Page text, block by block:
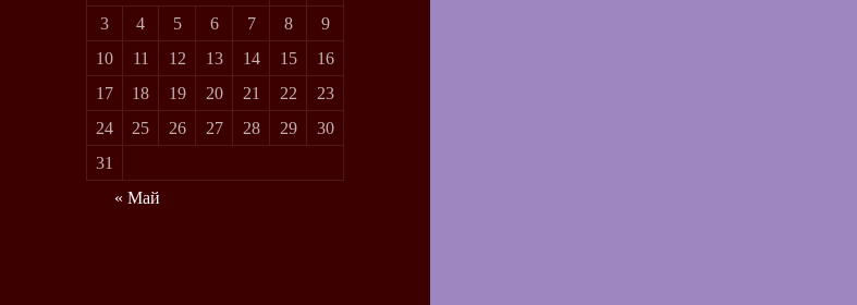
3
4 5 6 7 8
9
10
11 12 13 14 15
16
17
18 19 20 21 22
23
24
25 26 27 28 29
30
31
« Май